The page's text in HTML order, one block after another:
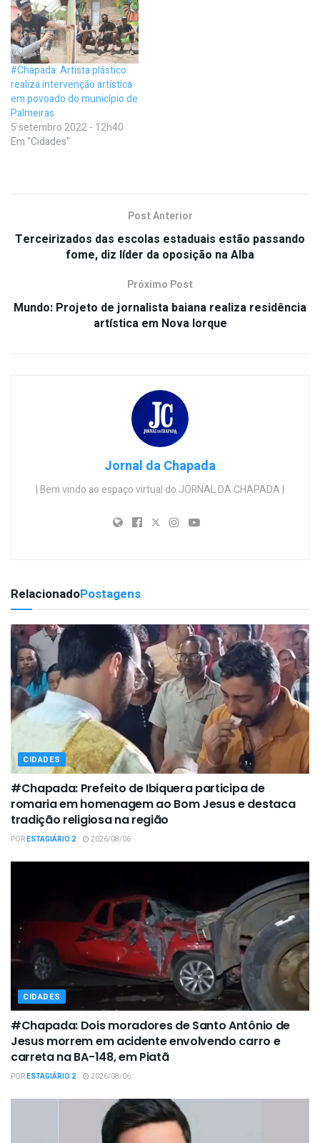
#Chapada: Artista plástico
realiza intervenção artística
em povoado do município de
Palmeiras
5 setembro 2022 - 12h40
Em "Cidades"
Post Anterior
Terceirizados das escolas estaduais estão passando
fome, diz líder da oposição na Alba
Próximo Post
Mundo: Projeto de jornalista baiana realiza residência
artística em Nova Iorque
Jornal da Chapada
| Bem vindo ao espaço virtual do JORNAL DA CHAPADA |
RelacionadoPostagens
CIDADES
#Chapada: Prefeito de Ibiquera participa de
romaria em homenagem ao Bom Jesus e destaca
tradição religiosa na região
PORESTAGIÁRIO 2 2026/08/06
CIDADES
#Chapada: Dois moradores de Santo Antônio de
Jesus morrem em acidente envolvendo carro e
carreta na BA-148, em Piatã
PORESTAGIÁRIO 2 2026/08/06